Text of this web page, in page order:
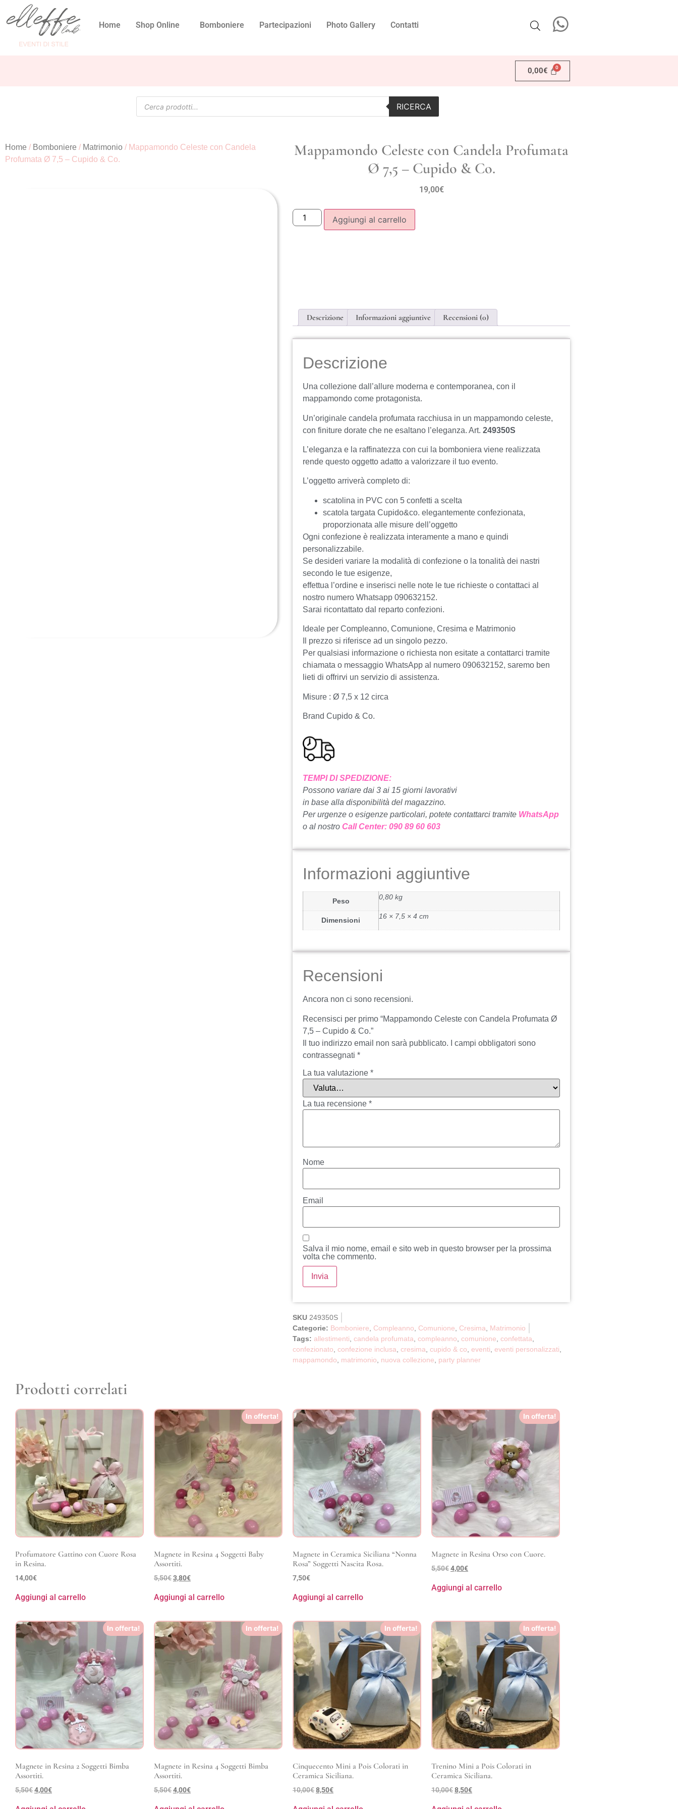
Home Shop Online Bomboniere Partecipazioni Photo Gallery Contatti
0,00€
RICERCA
Home / Bomboniere / Matrimonio / Mappamondo Celeste con Candela
Profumata Ø 7,5 – Cupido & Co.
Mappamondo Celeste con Candela Profumata
Ø 7,5 – Cupido & Co.
19,00€
Aggiungi al carrello
Descrizione Informazioni aggiuntive Recensioni (0)
Descrizione
Una collezione dall’allure moderna e contemporanea, con il
mappamondo come protagonista.
Un’originale candela profumata racchiusa in un mappamondo celeste,
con finiture dorate che ne esaltano l’eleganza. Art. 249350S
L’eleganza e la raffinatezza con cui la bomboniera viene realizzata
rende questo oggetto adatto a valorizzare il tuo evento.
L’oggetto arriverà completo di:
scatolina in PVC con 5 confetti a scelta
scatola targata Cupido&co. elegantemente confezionata,
proporzionata alle misure dell’oggetto
Ogni confezione è realizzata interamente a mano e quindi
personalizzabile.
Se desideri variare la modalità di confezione o la tonalità dei nastri
secondo le tue esigenze,
effettua l’ordine e inserisci nelle note le tue richieste o contattaci al
nostro numero Whatsapp 090632152.
Sarai ricontattato dal reparto confezioni.
Ideale per Compleanno, Comunione, Cresima e Matrimonio
Il prezzo si riferisce ad un singolo pezzo.
Per qualsiasi informazione o richiesta non esitate a contattarci tramite
chiamata o messaggio WhatsApp al numero 090632152, saremo ben
lieti di offrirvi un servizio di assistenza.
Misure : Ø 7,5 x 12 circa
Brand Cupido & Co.
TEMPI DI SPEDIZIONE:
Possono variare dai 3 ai 15 giorni lavorativi
in base alla disponibilità del magazzino.
Per urgenze o esigenze particolari, potete contattarci tramite WhatsApp
o al nostro Call Center: 090 89 60 603
Informazioni aggiuntive
Peso 0,80 kg
Dimensioni 16 × 7,5 × 4 cm
Recensioni
Ancora non ci sono recensioni.
Recensisci per primo “Mappamondo Celeste con Candela Profumata Ø
7,5 – Cupido & Co.”
Il tuo indirizzo email non sarà pubblicato.
I campi obbligatori sono
contrassegnati *
La tua valutazione *
La tua recensione *
Nome
Email
Salva il mio nome, email e sito web in questo browser per la prossima
volta che commento.
SKU 249350S
Categorie: Bomboniere Compleanno Comunione Cresima
Matrimonio
Tags: allestimenti candela profumata compleanno comunione confettata
confezionato confezione inclusa cresima cupido & co eventi eventi personalizzati
mappamondo
matrimonio nuova collezione party planner
Prodotti correlati
Profumatore Gattino con Cuore Rosa
in Resina.
14,00€
Aggiungi al carrello
In offerta!
Magnete in Resina 4 Soggetti Baby
Assortiti.
5,50€3,80€
Aggiungi al carrello
Magnete in Ceramica Siciliana “Nonna
Rosa” Soggetti Nascita Rosa.
7,50€
Aggiungi al carrello
In offerta!
Magnete in Resina Orso con Cuore.
5,50€4,00€
Aggiungi al carrello
In offerta!
Magnete in Resina 2 Soggetti Bimba
Assortiti.
5,50€4,00€
In offerta!
Magnete in Resina 4 Soggetti Bimba
Assortiti.
5,50€4,00€
In offerta!
Cinquecento Mini a Pois Colorati in
Ceramica Siciliana.
10,00€8,50€
In offerta!
Trenino Mini a Pois Colorati in
Ceramica Siciliana.
10,00€8,50€